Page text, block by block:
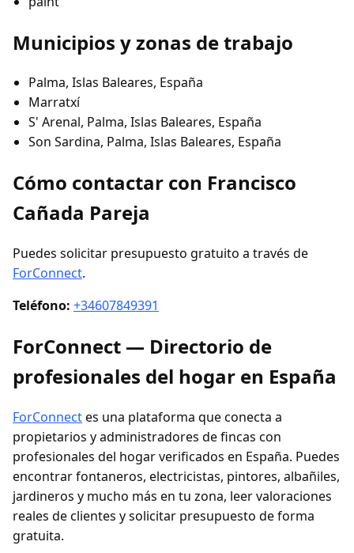
Municipios y zonas de trabajo
Palma, Islas Baleares, España
Marratxí
S' Arenal, Palma, Islas Baleares, España
Son Sardina, Palma, Islas Baleares, España
Cómo contactar con Francisco
Cañada Pareja
Puedes solicitar presupuesto gratuito a través de
ForConnect.
Teléfono: +34607849391
ForConnect — Directorio de
profesionales del hogar en España
ForConnectes una plataforma que conecta a
propietarios y administradores de fincas con
profesionales del hogar verificados en España. Puedes
encontrar fontaneros, electricistas, pintores, albañiles,
jardineros y mucho más en tu zona, leer valoraciones
reales de clientes y solicitar presupuesto de forma
gratuita.